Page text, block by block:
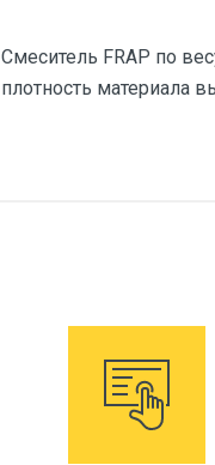
Cмеситель FRAP по
плотность материала
Дополнительная